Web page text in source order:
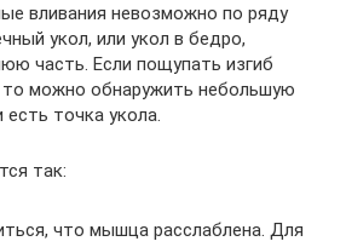
вливания невозможно по ряду
укол, или укол в бедро,
часть. Если пощупать изгиб
можно обнаружить небольшую
точка укола.
так:
что мышца расслаблена. Для